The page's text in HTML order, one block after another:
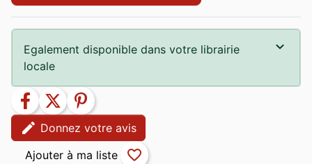
Egalement disponible dans votre librairie
locale
facebook twitter
pinterest
edit Donnez votre avis
favorite_border